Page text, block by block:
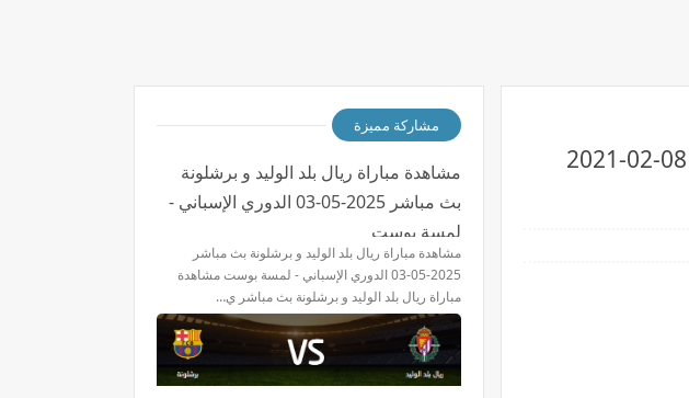
بُ مباشر مشاهدة مباراة بيرنلي ومانشستر يونايتد بث مباشر بتاريخ 08-02-2021
مشاركة مميزة
مشاهدة مباراة ريال بلد الوليد و برشلونة
بث مباشر 2025-05-03 الدوري الإسباني -
لمسة بوست
مشاهدة مباراة ريال بلد الوليد و برشلونة بث مباشر
2025-05-03 الدوري الإسباني - لمسة بوست مشاهدة
مباراة ريال بلد الوليد و برشلونة بث مباشر ي…